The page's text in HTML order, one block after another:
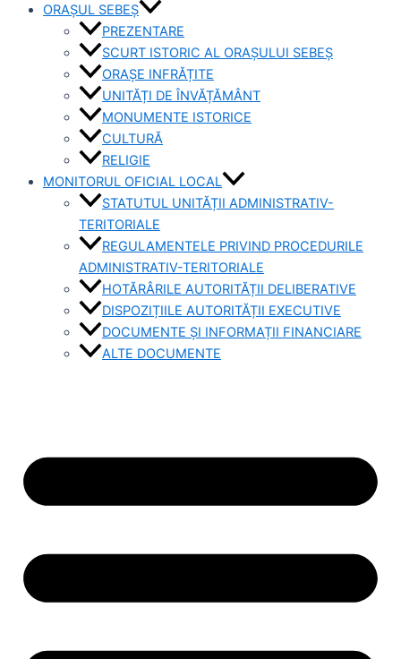
ORAȘUL SEBEȘ
PREZENTARE
SCURT ISTORIC AL ORAȘULUI SEBEȘ
ORAȘE INFRĂȚITE
UNITĂȚI DE ÎNVĂȚĂMÂNT
MONUMENTE ISTORICE
CULTURĂ
RELIGIE
MONITORUL OFICIAL LOCAL
STATUTUL UNITĂȚII ADMINISTRATIV-
TERITORIALE
REGULAMENTELE PRIVIND PROCEDURILE
ADMINISTRATIV-TERITORIALE
HOTĂRÂRILE AUTORITĂȚII DELIBERATIVE
DISPOZIȚIILE AUTORITĂȚII EXECUTIVE
DOCUMENTE ȘI INFORMAȚII FINANCIARE
ALTE DOCUMENTE